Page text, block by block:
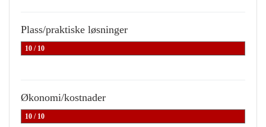
Plass/praktiske løsninger
10 / 10
Økonomi/kostnader
10 / 10